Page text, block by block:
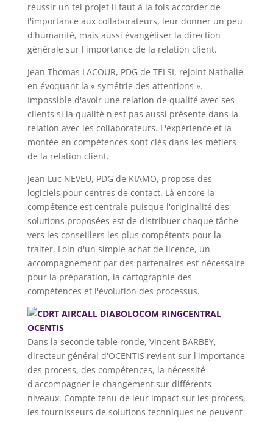
réussir un tel projet il faut à la fois accorder de
l'importance aux collaborateurs, leur donner un peu
d'humanité, mais aussi évangéliser la direction
générale sur l'importance de la relation client.
Jean Thomas LACOUR, PDG de TELSI, rejoint Nathalie
en évoquant la « symétrie des attentions ».
Impossible d'avoir une relation de qualité avec ses
clients si la qualité n'est pas aussi présente dans la
relation avec les collaborateurs. L'expérience et la
montée en compétences sont clés dans les métiers
de la relation client.
Jean Luc NEVEU, PDG de KIAMO, propose des
logiciels pour centres de contact. Là encore la
compétence est centrale puisque l'originalité des
solutions proposées est de distribuer chaque tâche
vers les conseillers les plus compétents pour la
traiter. Loin d'un simple achat de licence, un
accompagnement par des partenaires est nécessaire
pour la préparation, la cartographie des
compétences et l'évolution des processus.
Dans la seconde table ronde, Vincent BARBEY,
directeur général d'OCENTIS revient sur l'importance
des process, des compétences, la nécessité
d'accompagner le changement sur différents
niveaux. Compte tenu de leur impact sur les process,
les fournisseurs de solutions techniques ne peuvent